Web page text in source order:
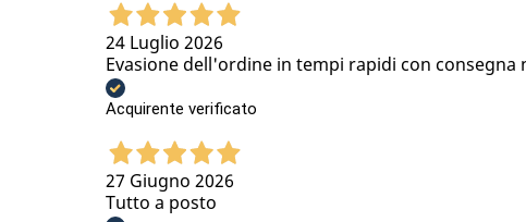
24 Luglio 2026
Evasione dell'ordine in tempi rapidi con
Acquirente verificato
27 Giugno 2026
Tutto a posto